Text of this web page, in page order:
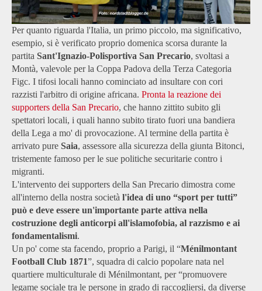
Per quanto riguarda l'Italia, un primo piccolo, ma significativo,
esempio, si è verificato proprio domenica scorsa durante la
partita Sant'Ignazio-Polisportiva San Precario, svoltasi a
Montà, valevole per la Coppa Padova della Terza Categoria
Figc. I tifosi locali hanno cominciato ad insultare con cori
razzisti l'arbitro di origine africana. Pronta la reazione dei
supporters della San Precario, che hanno zittito subito gli
spettatori locali, i quali hanno subito tirato fuori una bandiera
della Lega a mo' di provocazione. Al termine della partita è
arrivato pure Saia, assessore alla sicurezza della giunta Bitonci,
tristemente famoso per le sue politiche securitarie contro i
migranti.
L'intervento dei supporters della San Precario dimostra come
all'interno della nostra società l'idea di uno “sport per tutti”
può e deve essere un'importante parte attiva nella
costruzione degli anticorpi all'islamofobia, al razzismo e ai
fondamentalismi.
Un po' come sta facendo, proprio a Parigi, il “Ménilmontant
Football Club 1871”, squadra di calcio popolare nata nel
quartiere multiculturale di Ménilmontant, per “promuovere
legame sociale tra le persone in grado di raccogliersi, da diverse